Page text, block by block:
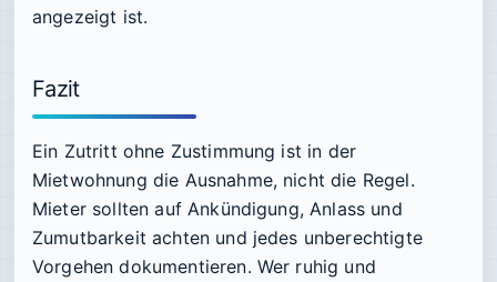
angezeigt ist.
Fazit
Ein Zutritt ohne Zustimmung ist in der
Mietwohnung die Ausnahme, nicht die Regel.
Mieter sollten auf Ankündigung, Anlass und
Zumutbarkeit achten und jedes unberechtigte
Vorgehen dokumentieren. Wer ruhig und